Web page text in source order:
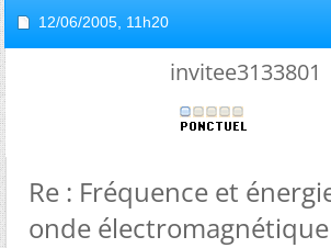
12/06/2005, 11h20
invitee3133801
Re : Fréquence et
onde électromagnétique